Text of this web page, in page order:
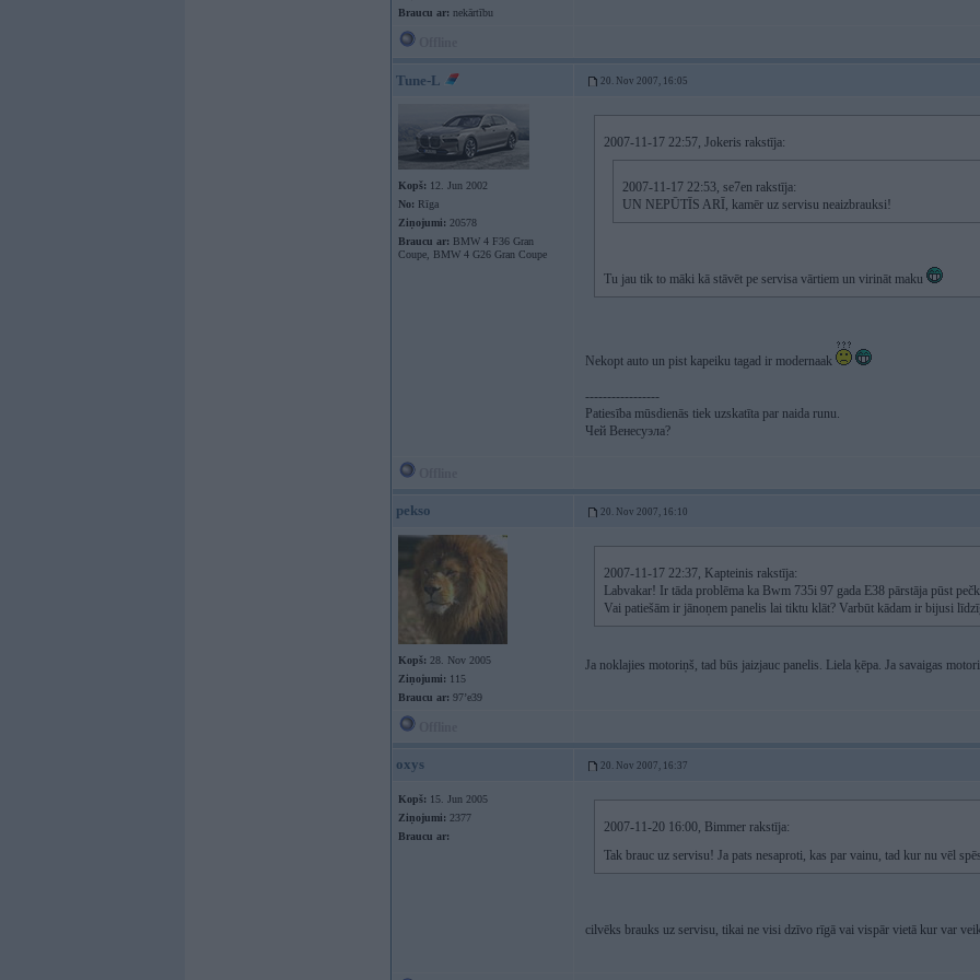
Braucu ar: nekārtību
Tune-L 20. Nov 2007, 16:05
Kopš: 12. Jun 2002
No: Rīga
Ziņojumi: 20578
Braucu ar: BMW 4 F36 Gran
Coupe, BMW 4 G26 Gran Coupe
2007-11-17 22:57, Jokeris rakstīja:
2007-11-17 22:53, se7en rakstīja:
UN NEPŪTĪS ARĪ, kamēr uz servisu neaizbrauksi!
Tu jau tik to māki kā stāvēt pe servisa vārtiem un virināt maku
Nekopt auto un pist kapeiku tagad ir modernaak
-----------------
Patiesība mūsdienās tiek uzskatīta par naida runu.
Чей Венесуэла?
pekso 20. Nov 2007, 16:10
Kopš: 28. Nov 2005
Ziņojumi: 115
Braucu ar: 97’e39
2007-11-17 22:37, Kapteinis rakstīja:
Labvakar! Ir tāda problēma ka Bwm 735i 97 gada E38 pārstāja pūst
Vai patiešām ir jānoņem panelis lai tiktu klāt? Varbūt kādam ir bijusi
Ja noklajies motoriņš, tad būs jaizjauc panelis. Liela ķēpa. Ja savaigas
oxys 20. Nov 2007, 16:37
Kopš: 15. Jun 2005
Ziņojumi: 2377
Braucu ar:
2007-11-20 16:00, Bimmer rakstīja:
Tak brauc uz servisu! Ja pats nesaproti, kas par vainu, tad kur nu vēl
cilvēks brauks uz servisu, tikai ne visi dzīvo rīgā vai vispār vietā kur var